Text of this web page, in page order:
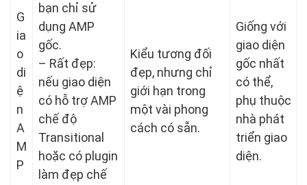
G
ia
o
di
ệ
n
A
M
P
bạn chỉ sử
dụng AMP
gốc.
– Rất đẹp:
nếu giao diện
có hỗ trợ AMP
chế độ
Transitional
hoặc có plugin
làm đẹp chế
Kiểu tương đối
đẹp, nhưng chỉ
giới hạn trong
một vài phong
cách có sẵn.
Giống với
giao diện
gốc nhất
có thể,
phụ thuộc
nhà phát
triển giao
diện.